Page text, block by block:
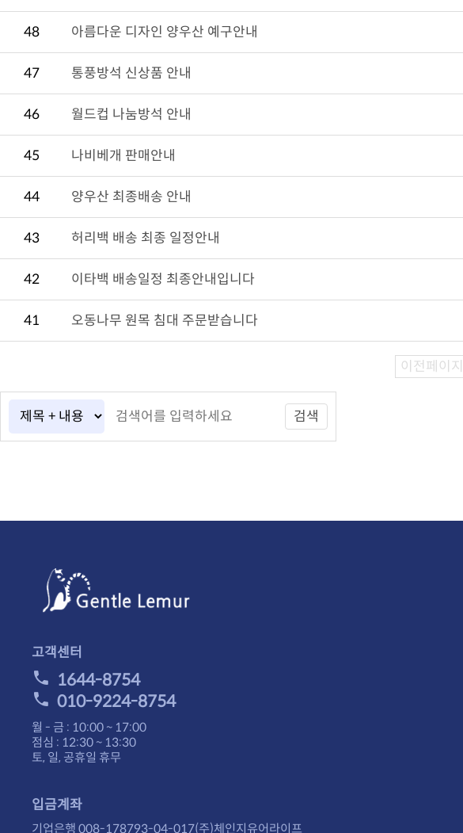
48 아름다운 디자인 양우산 예구안내
47 통풍방석 신상품 안내
46 월드컵 나눔방석 안내
45 나비베개 판매안내
44 양우산 최종배송 안내
43 허리백 배송 최종 일정안내
42 이타백 배송일정 최종안내입니다
41 오동나무 원목 침대 주문받습니다
이전페이지
검색
고객센터
1644-8754
010-9224-8754
월 - 금 : 10:00 ~ 17:00
점심 : 12:30 ~ 13:30
토, 일, 공휴일 휴무
입금계좌
기업은행 008-178793-04-017(주)체인지유어라이프